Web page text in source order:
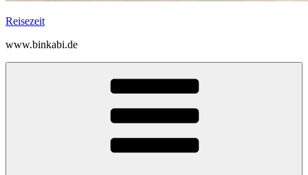
Reisezeit
www.binkabi.de